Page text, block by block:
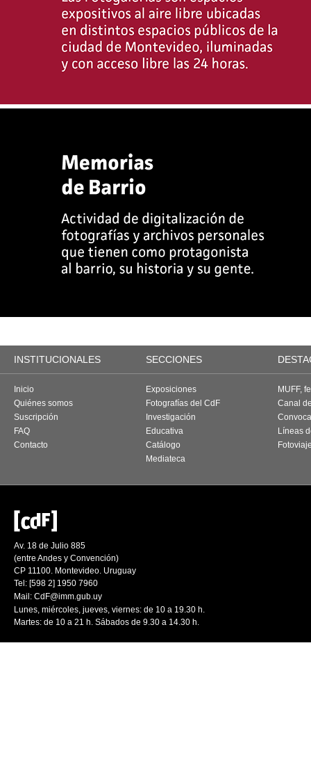
INSTITUCIONALES SECCIONES
Inicio
Quiénes somos
Suscripción
FAQ
Contacto
Exposiciones
Fotografías del CdF
Investigación
Educativa
Catálogo
Mediateca
MUFF,
Canal
Líneas
Av. 18 de Julio 885
(entre Andes y Convención)
CP 11100. Montevideo. Uruguay
Tel: [598 2] 1950 7960
Mail: CdF@imm.gub.uy
Lunes, miércoles, jueves, viernes: de 10 a 19.30 h.
Martes: de 10 a 21 h. Sábados de 9.30 a 14.30 h.